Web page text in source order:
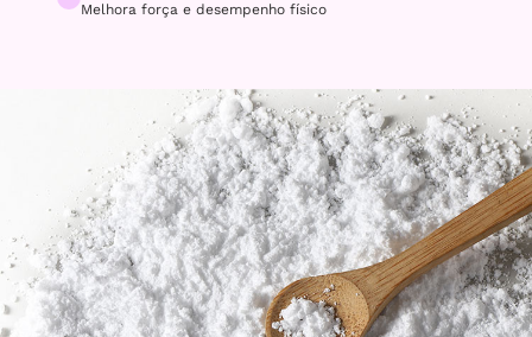
Melhora força e desempenho físico